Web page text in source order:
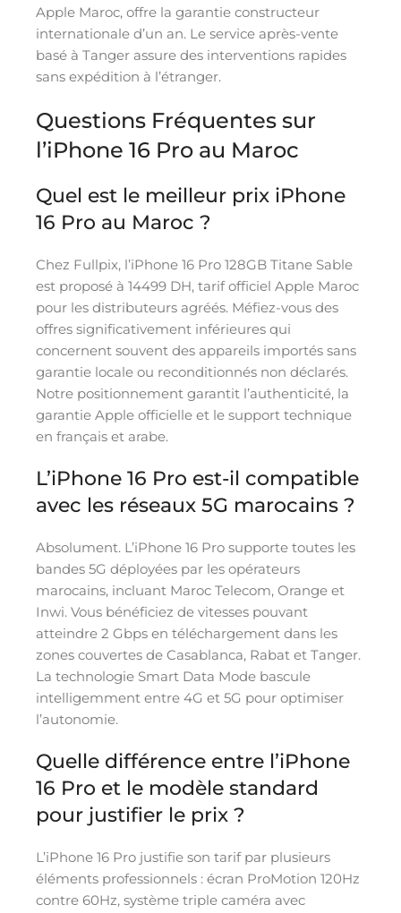
Apple Maroc, offre la garantie constructeur
internationale d’un an. Le service après-vente
basé à Tanger assure des interventions rapides
sans expédition à l’étranger.
Questions Fréquentes sur
l’iPhone 16 Pro au Maroc
Quel est le meilleur prix iPhone
16 Pro au Maroc ?
Chez Fullpix, l’iPhone 16 Pro 128GB Titane Sable
est proposé à 14499 DH, tarif officiel Apple Maroc
pour les distributeurs agréés. Méfiez-vous des
offres significativement inférieures qui
concernent souvent des appareils importés sans
garantie locale ou reconditionnés non déclarés.
Notre positionnement garantit l’authenticité, la
garantie Apple officielle et le support technique
en français et arabe.
L’iPhone 16 Pro est-il compatible
avec les réseaux 5G marocains ?
Absolument. L’iPhone 16 Pro supporte toutes les
bandes 5G déployées par les opérateurs
marocains, incluant Maroc Telecom, Orange et
Inwi. Vous bénéficiez de vitesses pouvant
atteindre 2 Gbps en téléchargement dans les
zones couvertes de Casablanca, Rabat et Tanger.
La technologie Smart Data Mode bascule
intelligemment entre 4G et 5G pour optimiser
l’autonomie.
Quelle différence entre l’iPhone
16 Pro et le modèle standard
pour justifier le prix ?
L’iPhone 16 Pro justifie son tarif par plusieurs
éléments professionnels : écran ProMotion 120Hz
contre 60Hz, système triple caméra avec